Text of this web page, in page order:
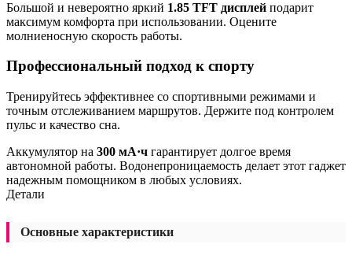
Большой и невероятно яркий 1.85 TFT дисплей подарит
максимум комфорта при использовании. Оцените
молниеносную скорость работы.
Профессиональный подход к спорту
Тренируйтесь эффективнее со спортивными режимами и
точным отслеживанием маршрутов. Держите под контролем
пульс и качество сна.
Аккумулятор на 300 мА·ч гарантирует долгое время
автономной работы. Водонепроницаемость делает этот гаджет
надежным помощником в любых условиях.
Детали
Основные характеристики